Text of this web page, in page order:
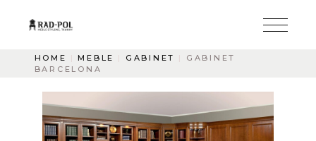
HOME MEBLE GABINET
GABINET
BARCELONA